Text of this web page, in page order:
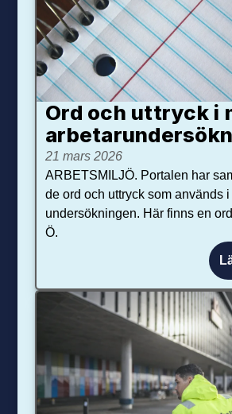
Ord och uttryck i
21 mars 2026
ARBETSMILJÖ. Portalen har
de ord och uttryck som används i
undersökningen. Här finns en
Ö.